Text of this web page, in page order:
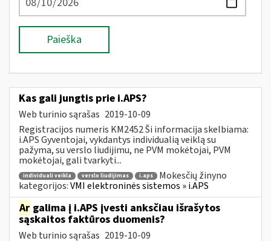
Paieška
Kas gali jungtis prie i.APS?
Web turinio sąrašas 2019-10-09
Registracijos numeris KM2452 Ši informacija skelbiama:
i.APS Gyventojai, vykdantys individualią veiklą su
pažyma, su verslo liudijimu, ne PVM mokėtojai, PVM
mokėtojai, gali tvarkyti...
individuali veikla verslo liudijimas i.aps
Mokesčių žinyno
kategorijos:VMI elektroninės sistemos » i.APS
Ar galima į i.APS įvesti anksčiau išrašytos
sąskaitos faktūros duomenis?
Web turinio sąrašas 2019-10-09